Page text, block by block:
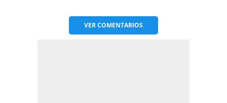
VERCOMENTARIOS